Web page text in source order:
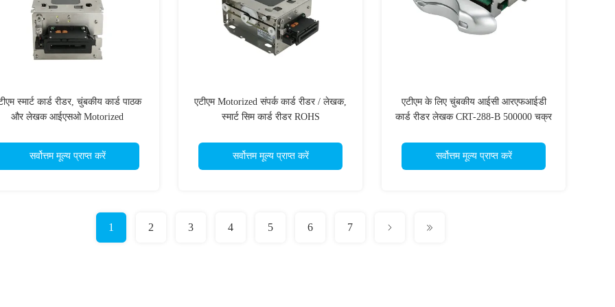
स्मार्ट कार्ड रीडर, चुंबकीय कार्ड पाठक
और लेखक आईएसओ Motorized
सर्वोत्तम मूल्य प्राप्त करें
एटीएम Motorized संपर्क कार्ड रीडर / लेखक,
स्मार्ट सिम कार्ड रीडर ROHS
सर्वोत्तम मूल्य प्राप्त करें
एटीएम के लिए चुंबकीय आईसी आरएफआईडी
कार्ड रीडर लेखक CRT-288-B 500000 चक्र
सर्वोत्तम मूल्य प्राप्त करें
1 2 3 4 5 6 7